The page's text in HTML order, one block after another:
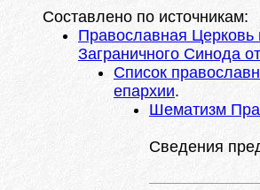
Составлено по источникам:
Православная Церковь
Заграничного Синода
Список
епархии.
Шематизм
Сведения